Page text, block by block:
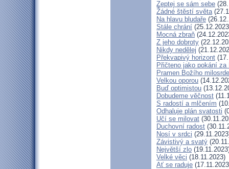
Zeptej se sám sebe
Žádné štěstí světa
Na hlavu bludaře
Stále chrání
Mocná zbraň
Z jeho dobroty
Nikdy nedělej
Překvapivý horizont
Přičteno jako pokání za
Pramen Božího
Velkou oporou
Buď optimistou
Dobudeme věčnost
S radostí a mlčením
Odhaluje plán svatosti
Učí se milovat
Duchovní radost
Nosí v srdci
Závistivý a svatý
Největší zlo
Velké věci (18.11.2023)
Ať se raduje